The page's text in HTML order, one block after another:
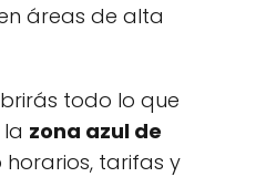
áreas de alta
todo lo que
zona azul de
horarios, tarifas y